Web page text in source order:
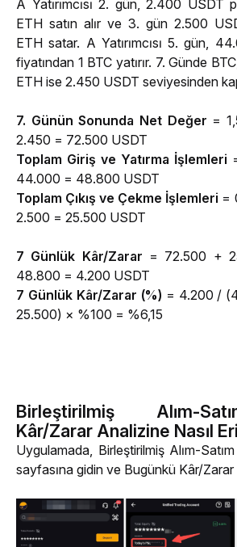
A Yatırımcısı 2. gün, 2.400 USDT
ETH satın alır ve 3. gün 2.500
ETH satar. A Yatırımcısı 5. gün,
fiyatından 1 BTC yatırır. 7. Günde
ETH ise 2.450 USDT seviyesinden
7. Günün Sonunda Net Değer =
2.450 = 72.500 USDT
Toplam Giriş ve Yatırma İşlemleri
44.000 = 48.800 USDT
Toplam Çıkış ve Çekme İşlemleri =
2.500 = 25.500 USDT
7 Günlük Kâr/Zarar = 72.500 +
48.800 = 4.200 USDT
7 Günlük Kâr/Zarar (%) = 4.200 /
25.500) × %100 = %6,15
Birleştirilmiş Alım-
Kâr/Zarar Analizine Nasıl
Uygulamada, Birleştirilmiş Alım-Satım
sayfasına gidin ve Bugünkü Kâr/